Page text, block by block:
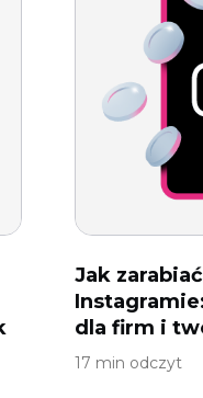
Jak
dla firm i
17 min odczyt